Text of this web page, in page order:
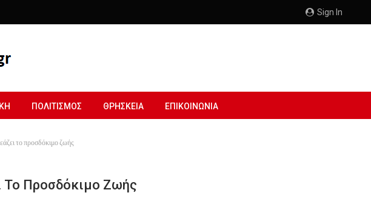
Sign In
ΠΟΛΙΤΙΣΜΟΣ ΘΡΗΣΚΕΙΑ ΕΠΙΚΟΙΝΩΝΙΑ
το προσδόκιμο ζωής
Το Προσδόκιμο Ζωής